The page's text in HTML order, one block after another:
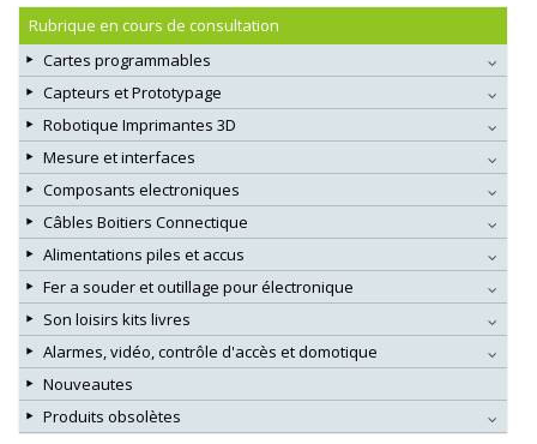
Rubrique en cours de consultation
Cartes programmables
Capteurs et Prototypage
Robotique Imprimantes 3D
Mesure et interfaces
Composants electroniques
Câbles Boitiers Connectique
Alimentations piles et accus
Fer a souder et outillage pour électronique
Son loisirs kits livres
Alarmes, vidéo, contrôle d'accès et domotique
Nouveautes
Produits obsolètes